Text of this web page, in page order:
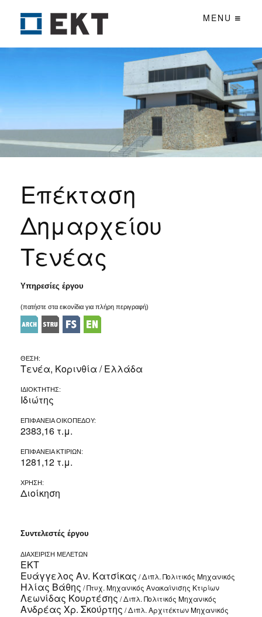
MENU
Επέκταση
Δημαρχείου
Τενέας
Υπηρεσίες έργου
(πατήστε στα εικονίδια για πλήρη περιγραφή)
ΘΕΣΗ:
Τενέα, Κορινθία / Ελλάδα
ΙΔΙΟΚΤΗΤΗΣ:
Ιδιώτης
ΕΠΙΦΑΝΕΙΑ ΟΙΚΟΠΕΔΟΥ:
2383,16 τ.μ.
ΕΠΙΦΑΝΕΙΑ ΚΤΙΡΙΩΝ:
1281,12 τ.μ.
ΧΡΗΣΗ:
Διοίκηση
Συντελεστές έργου
ΔΙΑΧΕΙΡΙΣΗ ΜΕΛΕΤΩΝ
ΕΚΤ
Ευάγγελος Αν. Κατσίκας / Διπλ. Πολιτικός Μηχανικός
Ηλίας Βάθης / Πτυχ. Μηχανικός Ανακαίνισης Κτιρίων
Λεωνίδας Κουρτέσης / Διπλ. Πολιτικός Μηχανικός
Ανδρέας Χρ. Σκούρτης / Διπλ. Αρχιτέκτων Μηχανικός